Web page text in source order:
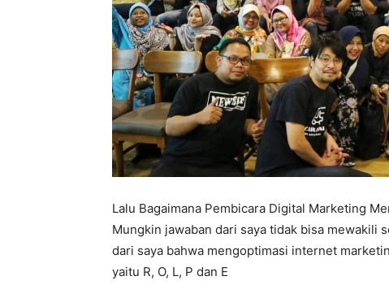
Lalu Bagaimana Pembicara Digital Marketing
Mungkin jawaban dari saya tidak bisa mewakili
dari saya bahwa mengoptimasi internet
yaitu R, O, L, P dan E